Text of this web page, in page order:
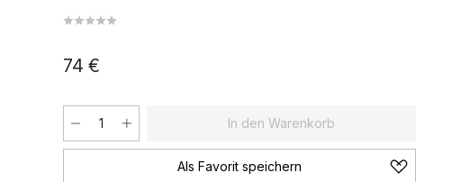
74 €
In den Warenkorb
Als Favorit speichern